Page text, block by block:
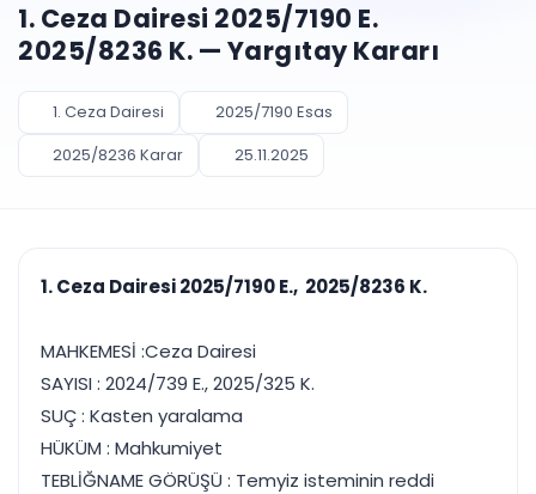
UETS Entegrasyonu
Tebligatları anında
Vekalet
PLANLAMA & TAKİP
Pano ve Takip
Duruşma ve görev
takvimi
Bildirim
takibi
Tek panelde uçtan uca yönetim
UYAP & UETS entegrasyonundan finansa, hepsi bir arada.
Tüm özellikleri inceleyin Ücretsiz Başlayın
Ücretsiz Başlayın Giriş Yap
1. Ceza Dairesi 2025/7190 E.
2025/8236 K. — Yargıtay Kararı
1. Ceza Dairesi
2025/7190 Esas
2025/8236 Karar
25.11.2025
1. Ceza Dairesi 2025/7190 E., 2025/8236 K.
MAHKEMESİ :Ceza Dairesi
SAYISI : 2024/739 E., 2025/325 K.
SUÇ : Kasten yaralama
HÜKÜM : Mahkumiyet
TEBLİĞNAME GÖRÜŞÜ : Temyiz isteminin reddi